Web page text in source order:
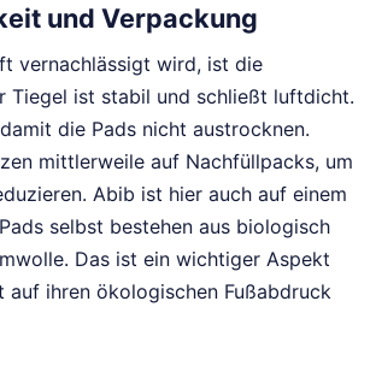
und Verpackung
vernachlässigt wird, ist die
Tiegel ist stabil und schließt luftdicht.
die Pads nicht austrocknen.
mittlerweile auf Nachfüllpacks, um
Abib ist hier auch auf einem
selbst bestehen aus biologisch
Das ist ein wichtiger Aspekt
auf ihren ökologischen Fußabdruck